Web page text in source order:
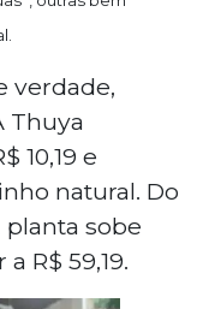
verdade,
Thuya
10,19 e
natural. Do
sobe
R$ 59,19.